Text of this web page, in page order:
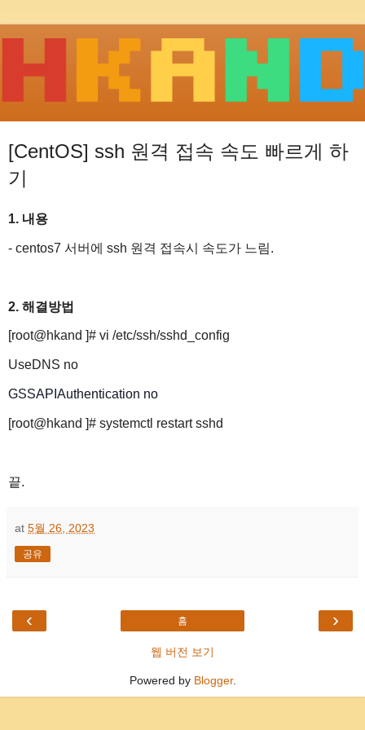
[CentOS] ssh 원격 접속 속도 빠르게 하
기
1. 내용
- centos7 서버에 ssh 원격 접속시 속도가 느림.
2. 해결방법
[root@hkand ]# vi /etc/ssh/sshd_config
UseDNS no
GSSAPIAuthentication no
[root@hkand ]# systemctl restart sshd
끝.
at 5월 26, 2023
공유
‹ ›
홈
웹 버전 보기
Powered by Blogger.